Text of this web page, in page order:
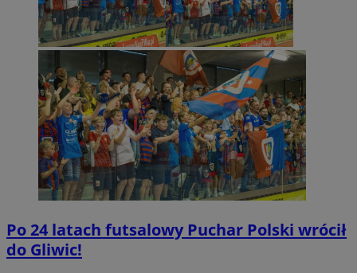
Po 24 latach futsalowy Puchar Polski wrócił
do Gliwic!